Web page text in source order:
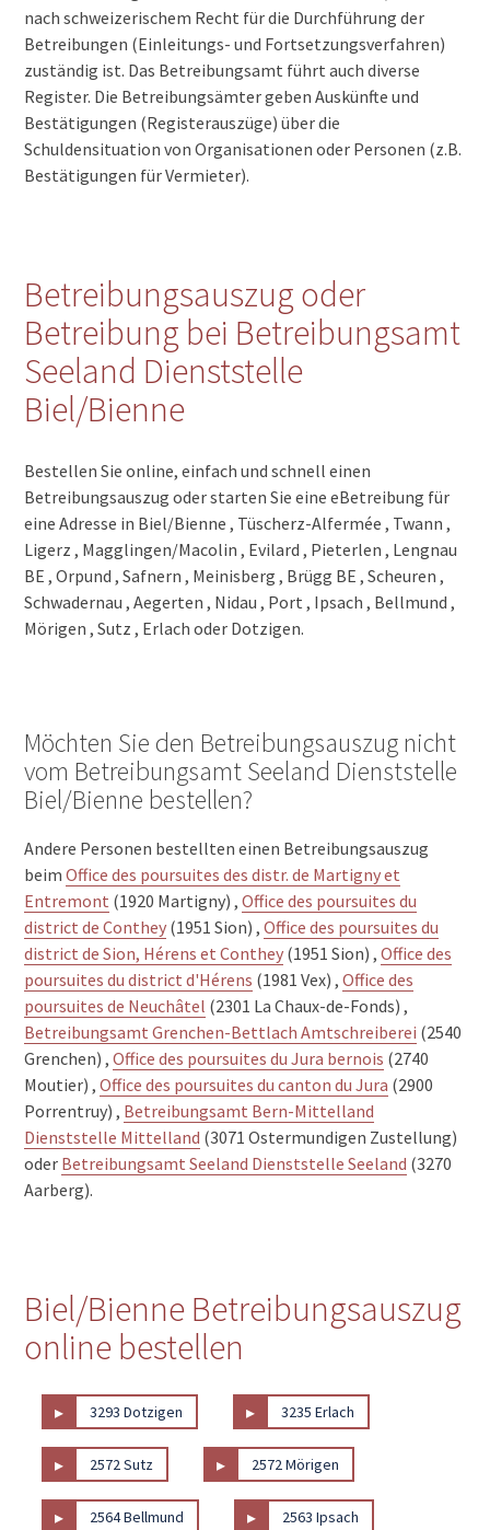
nach schweizerischem Recht für die Durchführung der
Betreibungen (Einleitungs- und Fortsetzungsverfahren)
zuständig ist. Das Betreibungsamt führt auch diverse
Register. Die Betreibungsämter geben Auskünfte und
Bestätigungen (Registerauszüge) über die
Schuldensituation von Organisationen oder Personen (z.B.
Bestätigungen für Vermieter).
Betreibungsauszug oder
Betreibung bei Betreibungsamt
Seeland Dienststelle
Biel/Bienne
Bestellen Sie online, einfach und schnell einen
Betreibungsauszug oder starten Sie eine eBetreibung für
eine Adresse in Biel/Bienne , Tüscherz-Alfermée , Twann ,
Ligerz , Magglingen/Macolin , Evilard , Pieterlen , Lengnau
BE , Orpund , Safnern , Meinisberg , Brügg BE , Scheuren ,
Schwadernau , Aegerten , Nidau , Port , Ipsach , Bellmund ,
Mörigen , Sutz , Erlach oder Dotzigen.
Möchten Sie den Betreibungsauszug nicht
vom Betreibungsamt Seeland Dienststelle
Biel/Bienne bestellen?
Andere Personen bestellten einen Betreibungsauszug
beimOffice des poursuites des distr. de Martigny et
Entremont (1920 Martigny) ,Office des poursuites du
district de Conthey (1951 Sion) ,Office des poursuites du
district de Sion, Hérens et Conthey (1951 Sion) ,Office des
poursuites du district d'Hérens (1981 Vex) ,Office des
poursuites de Neuchâtel (2301 La Chaux-de-Fonds) ,
Betreibungsamt Grenchen-Bettlach Amtschreiberei (2540
Grenchen) ,Office des poursuites du Jura bernois (2740
Moutier) ,Office des poursuites du canton du Jura (2900
Porrentruy) , Betreibungsamt Bern-Mittelland
Dienststelle Mittelland (3071 Ostermundigen Zustellung)
oder Betreibungsamt Seeland Dienststelle Seeland (3270
Aarberg).
Biel/Bienne Betreibungsauszug
online bestellen
▸ 3293 Dotzigen ▸ 3235 Erlach
▸ 2572 Sutz ▸ 2572 Mörigen
▸ 2564 Bellmund ▸ 2563 Ipsach